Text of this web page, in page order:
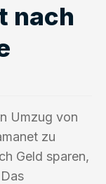
nach
Umzug von
zu
Geld sparen,